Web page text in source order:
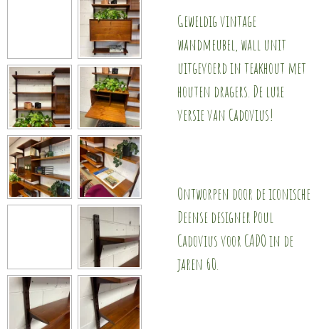
Geweldig vintage
wandmeubel, wall unit
uitgevoerd in teakhout met
houten dragers. De luxe
versie van Cadovius!
Ontworpen door de iconische
Deense designer Poul
Cadovius voor CADO in de
jaren 60.